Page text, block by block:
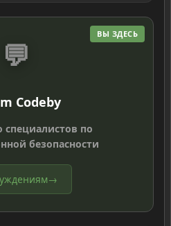
ВЫ ЗДЕСЬ
💬
Codeby
специалистов по
безопасности
→